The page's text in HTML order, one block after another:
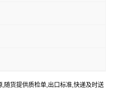
随货提供质检单,出口标准,快递及时送